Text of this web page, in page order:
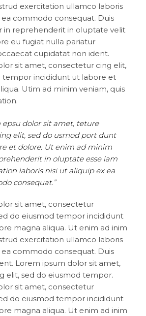
exercitation ullamco laboris
ea commodo consequat. Duis
in reprehenderit in oluptate velit
eu fugiat nulla pariatur
cupidatat non ident.
sit amet, consectetur cing elit,
tempor incididunt ut labore et
Utim ad minim veniam, quis
epsu dolor sit amet, teture
elit, sed do usmod port dunt
et dolore. Ut enim ad minim
in oluptate esse iam
laboris nisi ut aliquip ex ea
consequat.”
sit amet, consectetur
do eiusmod tempor incididunt
magna aliqua. Ut enim ad inim
exercitation ullamco laboris
ea commodo consequat. Duis
Lorem ipsum dolor sit amet,
elit, sed do eiusmod tempor.
sit amet, consectetur
do eiusmod tempor incididunt
magna aliqua. Ut enim ad inim